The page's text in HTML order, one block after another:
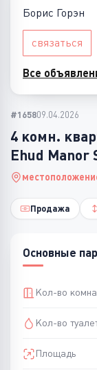
Борис Горэн
связаться
Все
#165809.04.2026
4 комн.
Ehud Manor
Продажа
Основные
Кол-во
Кол-во
Площадь